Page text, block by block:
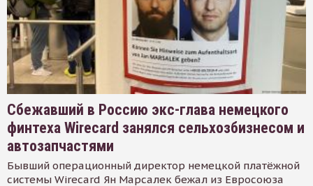
Сбежавший в Россию экс-глава немецкого
финтеха Wirecard занялся сельхозбизнесом и
автозапчастями
Бывший операционный директор немецкой платёжной
системы Wirecard Ян Марсалек бежал из Евросоюза